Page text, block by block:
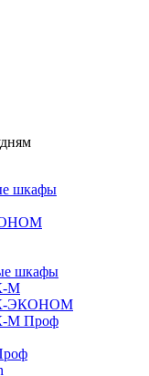
шкафы
шкафы
М
ЭКОНОМ
М Проф